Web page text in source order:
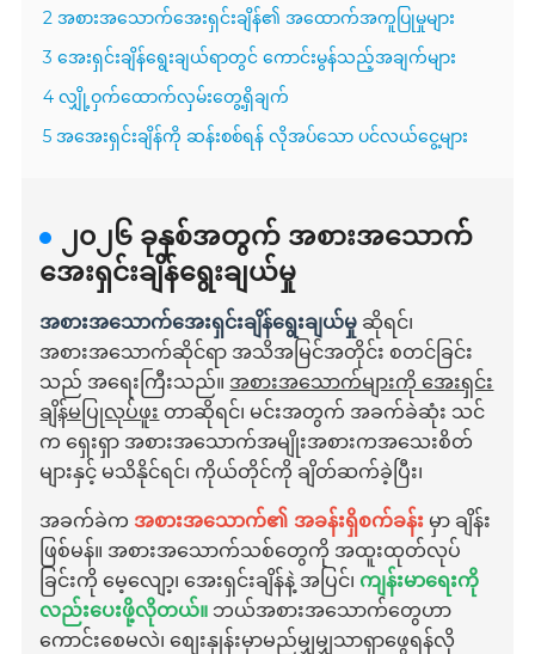
2 အစားအသောက်အေးရှင်းချိန်၏ အထောက်အကူပြုမှုများ
3 အေးရှင်းချိန်ရွေးချယ်ရာတွင် ကောင်းမွန်သည့်အချက်များ
4 လျှို့ဝှက်ထောက်လှမ်းတွေ့ရှိချက်
5 အအေးရှင်းချိန်ကို ဆန်းစစ်ရန် လိုအပ်သော ပင်လယ်ငွေ့များ
၂၀၂၆ ခုနှစ်အတွက် အစားအသောက်
အေးရှင်းချိန်ရွေးချယ်မှု
အစားအသောက်အေးရှင်းချိန်ရွေးချယ်မှု ဆိုရင်၊
အစားအသောက်ဆိုင်ရာ အသိအမြင်အတိုင်း စတင်ခြင်း
သည် အရေးကြီးသည်။ အစားအသောက်များကို အေးရှင်း
ချိန်မပြုလုပ်ဖူး တာဆိုရင်၊ မင်းအတွက် အခက်ခဲဆုံး သင်
က ရှေးရှာ အစားအသောက်အမျိုးအစားကအသေးစိတ်
များနှင့် မသိနိုင်ရင်၊ ကိုယ်တိုင်ကို ချိတ်ဆက်ခဲ့ပြီး၊
အခက်ခဲက အစားအသောက်၏ အခန်းရှိစက်ခန်း မှာ ချိန်း
ဖြစ်မန်။ အစားအသောက်သစ်တွေကို အထူးထုတ်လုပ်
ခြင်းကို မေ့လျော့၊ အေးရှင်းချိန်နဲ့ အပြင်၊ ကျန်းမာရေးကို
လည်းပေးဖို့လိုတယ်။ ဘယ်အစားအသောက်တွေဟာ
ကောင်းစေမလဲ၊ စျေးနှုန်းမှာမည်မျှမျှသာရှာဖွေရန်လို